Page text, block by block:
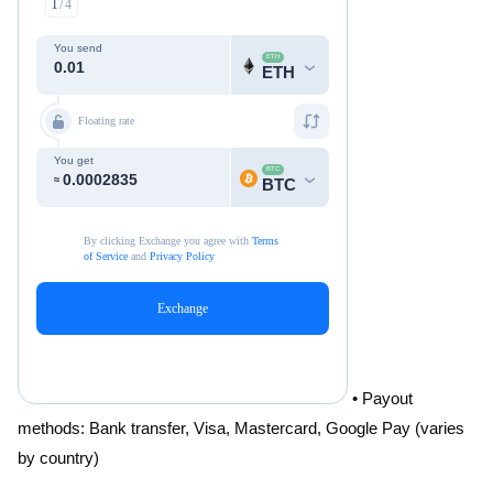
• Payout
methods: Bank transfer, Visa, Mastercard, Google Pay (varies
by country)